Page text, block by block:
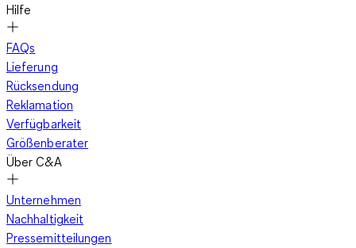
Hilfe
FAQs
Lieferung
Rücksendung
Reklamation
Verfügbarkeit
Größenberater
Über C&A
Unternehmen
Nachhaltigkeit
Pressemitteilungen